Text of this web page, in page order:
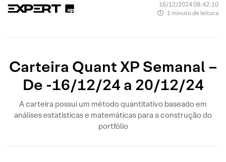
16/12/2024 08:42:10
1 minuto de leitura
Carteira Quant XP Semanal –
De -16/12/24 a 20/12/24
A carteira possui um método quantitativo baseado em
análises estatísticas e matemáticas para a construção do
portfólio